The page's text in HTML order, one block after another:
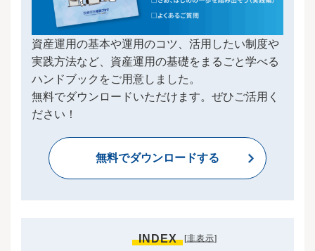
資産運用の基本や運用のコツ、活用したい制度や
実践方法など、資産運用の基礎をまるごと学べる
ハンドブックをご用意しました。
無料でダウンロードいただけます。ぜひご活用く
ださい！
無料でダウンロードする
INDEX [非表示]